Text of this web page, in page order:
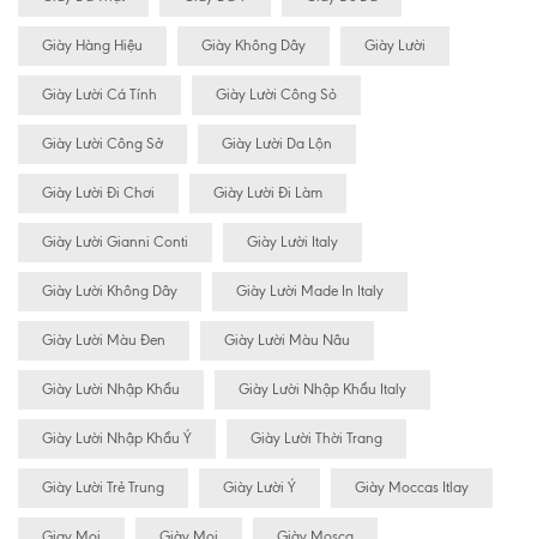
Giày Hàng Hiệu Giày Không Dây Giày Lười
Giày Lười Cá Tính Giày Lười Công Sỏ
Giày Lười Công Sở Giày Lười Da Lộn
Giày Lười Đi Chơi Giày Lười Đi Làm
Giày Lười Gianni Conti Giày Lười Italy
Giày Lười Không Dây Giày Lười Made In Italy
Giày Lười Màu Đen Giày Lười Màu Nâu
Giày Lười Nhập Khẩu Giày Lười Nhập Khẩu Italy
Giày Lười Nhập Khẩu Ý Giày Lười Thời Trang
Giày Lười Trẻ Trung Giày Lười Ý Giày Moccas Itlay